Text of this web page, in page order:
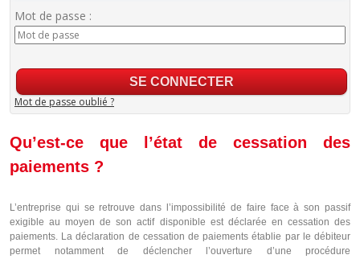
Mot de passe :
Mot de passe oublié ?
Qu’est-ce que l’état de cessation des
paiements ?
L’entreprise qui se retrouve dans l’impossibilité de faire face à son passif
exigible au moyen de son actif disponible est déclarée en cessation des
paiements. La déclaration de cessation de paiements établie par le débiteur
permet notamment de déclencher l’ouverture d’une procédure